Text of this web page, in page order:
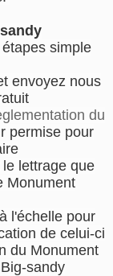
simple
envoyez nous
du
permise pour
lettrage que
Monument
l'échelle pour
de celui-ci
du Monument
sandy